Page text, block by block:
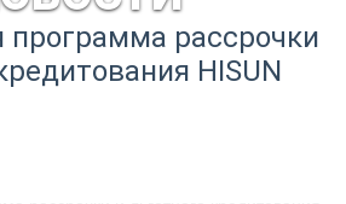
программа рассрочки
HISUN